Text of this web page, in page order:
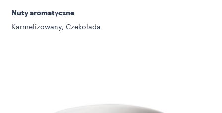
Nuty aromatyczne
Karmelizowany, Czekolada